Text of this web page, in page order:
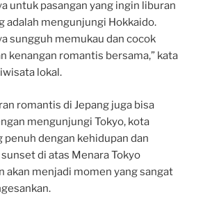
untuk pasangan yang ingin liburan
adalah mengunjungi Hokkaido.
sungguh memukau dan cocok
kenangan romantis bersama,” kata
lokal.
romantis di Jepang juga bisa
mengunjungi Tokyo, kota
dengan kehidupan dan
di atas Menara Tokyo
akan menjadi momen yang sangat